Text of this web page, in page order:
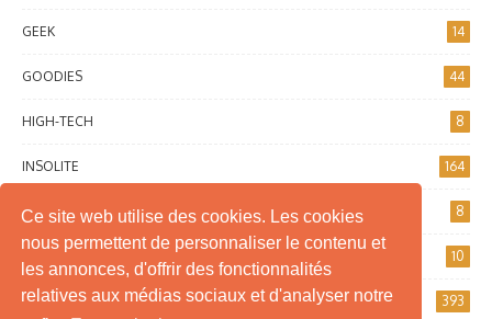
Ce site web utilise des cookies. Les cookies
nous permettent de personnaliser le contenu et
les annonces, d'offrir des fonctionnalités
relatives aux médias sociaux et d'analyser notre
GEEK 14
GOODIES 44
HIGH-TECH 8
INSOLITE 164
INTERNET 8
JEUX DE SOCIÉTÉ 10
JEUX VIDÉO 393